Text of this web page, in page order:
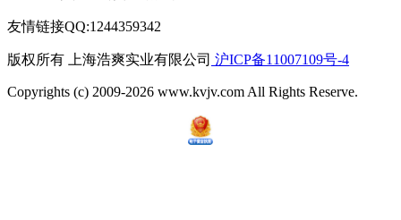
友情链接QQ:1244359342
版权所有 上海浩爽实业有限公司 沪ICP备11007109号-4
Copyrights (c) 2009-2026 www.kvjv.com All Rights Reserve.